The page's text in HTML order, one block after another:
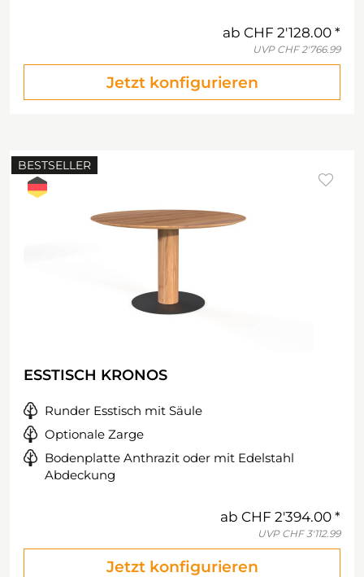
ab CHF 2'128.00
UVP CHF 2'766.99
Jetzt konfigurieren
BESTSELLER
ESSTISCH KRONOS
Runder Esstisch mit Säule
Optionale Zarge
Bodenplatte Anthrazit oder mit Edelstahl
Abdeckung
ab CHF 2'394.00
UVP CHF 3'112.99
Jetzt konfigurieren